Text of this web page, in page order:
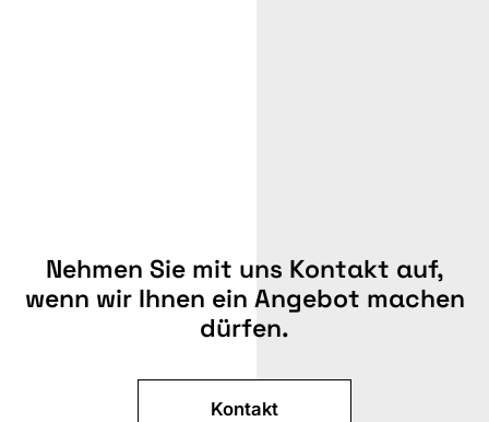
Nehmen Sie mit uns Kontakt auf,
wenn wir Ihnen ein Angebot machen
dürfen.
Kontakt